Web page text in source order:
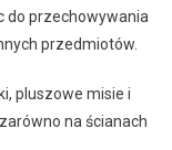
do przechowywania
przedmiotów.
pluszowe misie i
na ścianach